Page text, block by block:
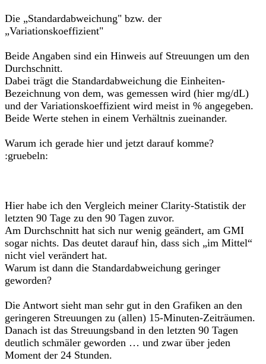
Die „Standardabweichung" bzw. der
„Variationskoeffizient"
Beide Angaben sind ein Hinweis auf Streuungen um den
Durchschnitt.
Dabei trägt die Standardabweichung die Einheiten-
Bezeichnung von dem, was gemessen wird (hier mg/dL)
und der Variationskoeffizient wird meist in % angegeben.
Beide Werte stehen in einem Verhältnis zueinander.
Warum ich gerade hier und jetzt darauf komme?
:gruebeln:
Hier habe ich den Vergleich meiner Clarity-Statistik der
letzten 90 Tage zu den 90 Tagen zuvor.
Am Durchschnitt hat sich nur wenig geändert, am GMI
sogar nichts. Das deutet darauf hin, dass sich „im Mittel“
nicht viel verändert hat.
Warum ist dann die Standardabweichung geringer
geworden?
Die Antwort sieht man sehr gut in den Grafiken an den
geringeren Streuungen zu (allen) 15-Minuten-Zeiträumen.
Danach ist das Streuungsband in den letzten 90 Tagen
deutlich schmäler geworden … und zwar über jeden
Moment der 24 Stunden.